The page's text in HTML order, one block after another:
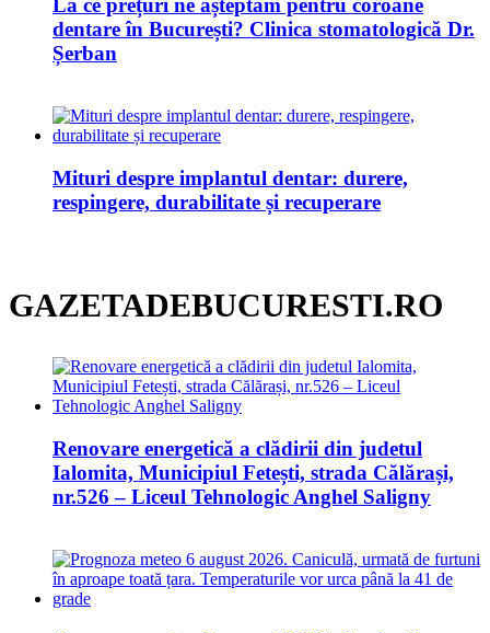
La ce prețuri ne așteptăm pentru coroane
dentare în București? Clinica stomatologică Dr.
Șerban
Mituri despre implantul dentar: durere,
respingere, durabilitate și recuperare
GAZETADEBUCURESTI.RO
Renovare energetică a clădirii din judetul
Ialomita, Municipiul Fetești, strada Călărași,
nr.526 – Liceul Tehnologic Anghel Saligny